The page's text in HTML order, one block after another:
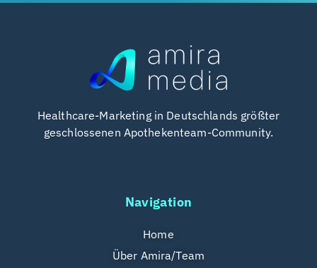
Healthcare-Marketing in Deutschlands größter
geschlossenen Apothekenteam-Community.
Navigation
Home
Über Amira/Team